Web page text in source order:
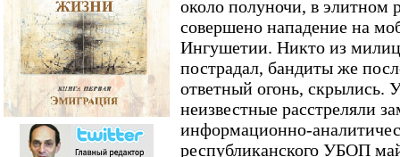
около полуночи, в
совершено нападение на
Ингушетии. Никто из
пострадал, бандиты же
ответный огонь, скрылись.
неизвестные расстреляли
информационно-
республиканского УБОП